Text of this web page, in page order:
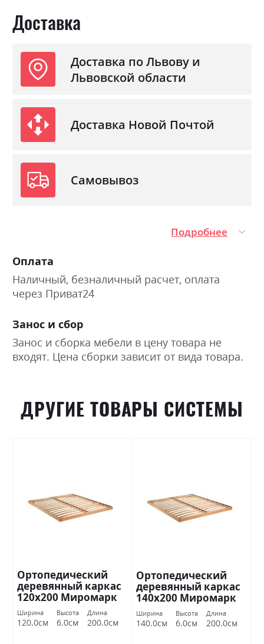
Доставка
Доставка по Львову и
Львовской области
Доставка Новой Почтой
Самовывоз
Подробнее
Оплата
Наличный, безналичный расчет, оплата
через Приват24
Занос и сбор
Занос и сборка мебели в цену товара не
входят. Цена сборки зависит от вида товара.
ДРУГИЕ ТОВАРЫ СИСТЕМЫ
Ортопедический
деревянный каркас
120х200 Миромарк
Ширина
120.0см
Высота
6.0см
Длина
200.0см
Ортопедический
деревянный каркас
140х200 Миромарк
Ширина
140.0см
Высота
6.0см
Длина
200.0см